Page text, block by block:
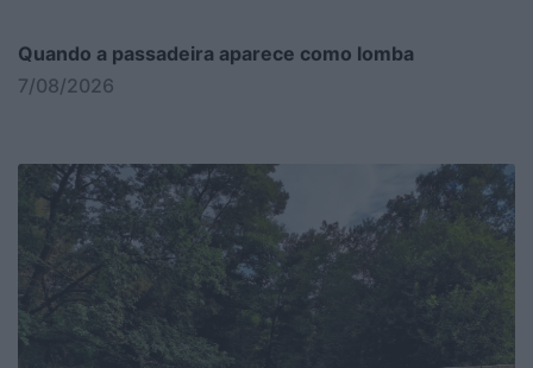
Quando a passadeira aparece como lomba
7/08/2026